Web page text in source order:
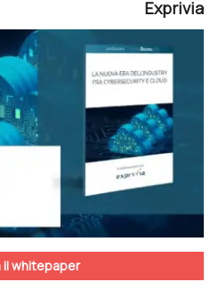
Exprivia
il whitepaper